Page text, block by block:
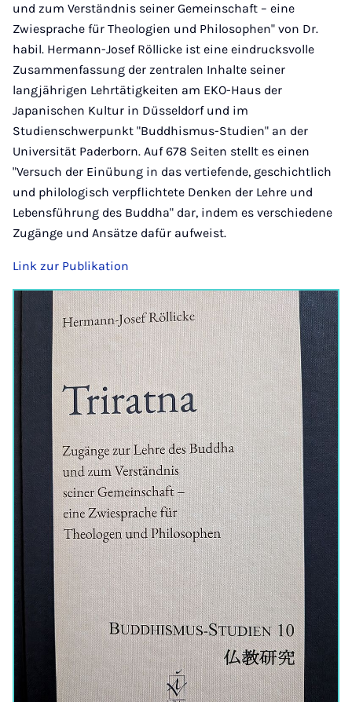
und zum Verständnis seiner Gemeinschaft – eine
Zwiesprache für Theologien und Philosophen" von Dr.
habil. Hermann-Josef Röllicke ist eine eindrucksvolle
Zusammenfassung der zentralen Inhalte seiner
langjährigen Lehrtätigkeiten am EKO-Haus der
Japanischen Kultur in Düsseldorf und im
Studienschwerpunkt "Buddhismus-Studien" an der
Universität Paderborn. Auf 678 Seiten stellt es einen
"Versuch der Einübung in das vertiefende, geschichtlich
und philologisch verpflichtete Denken der Lehre und
Lebensführung des Buddha" dar, indem es verschiedene
Zugänge und Ansätze dafür aufweist.
Link zur Publikation